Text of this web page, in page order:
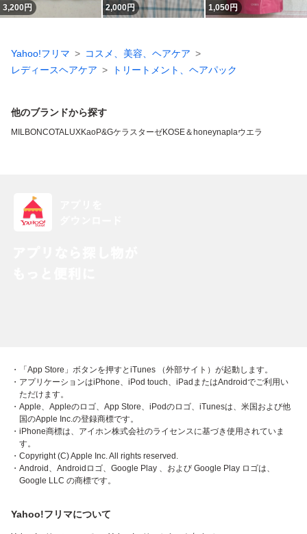
3,200円 2,000円 1,050円
Yahoo!フリマ
コスメ、美容、ヘアケア
レディースヘアケア
トリートメント、ヘアパック
他のブランドから探す
MILBONCOTALUXKaoP&GケラスターゼKOSE＆honeynaplaウエラ
・「App Store」ボタンを押すとiTunes （外部サイト）が起動します。
・アプリケーションはiPhone、iPod touch、iPadまたはAndroidでご利用い
ただけます。
・Apple、Appleのロゴ、App Store、iPodのロゴ、iTunesは、米国および他
国のApple Inc.の登録商標です。
・iPhone商標は、アイホン株式会社のライセンスに基づき使用されていま
す。
・Copyright (C) Apple Inc. All rights reserved.
・Android、Androidロゴ、Google Play 、および Google Play ロゴは、
Google LLC の商標です。
Yahoo!フリマについて